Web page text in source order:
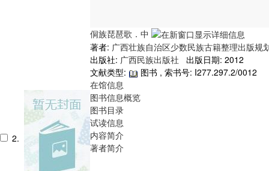
2.
侗族琵琶歌．中
著者: 广西壮族自治区少数民族古籍整理出版规
出版社: 广西民族出版社
出版日期: 2012
文献类型:
图书 , 索书号: I277.297.2/0012
在馆信息
图书信息概览
图书目录
试读信息
内容简介
著者简介